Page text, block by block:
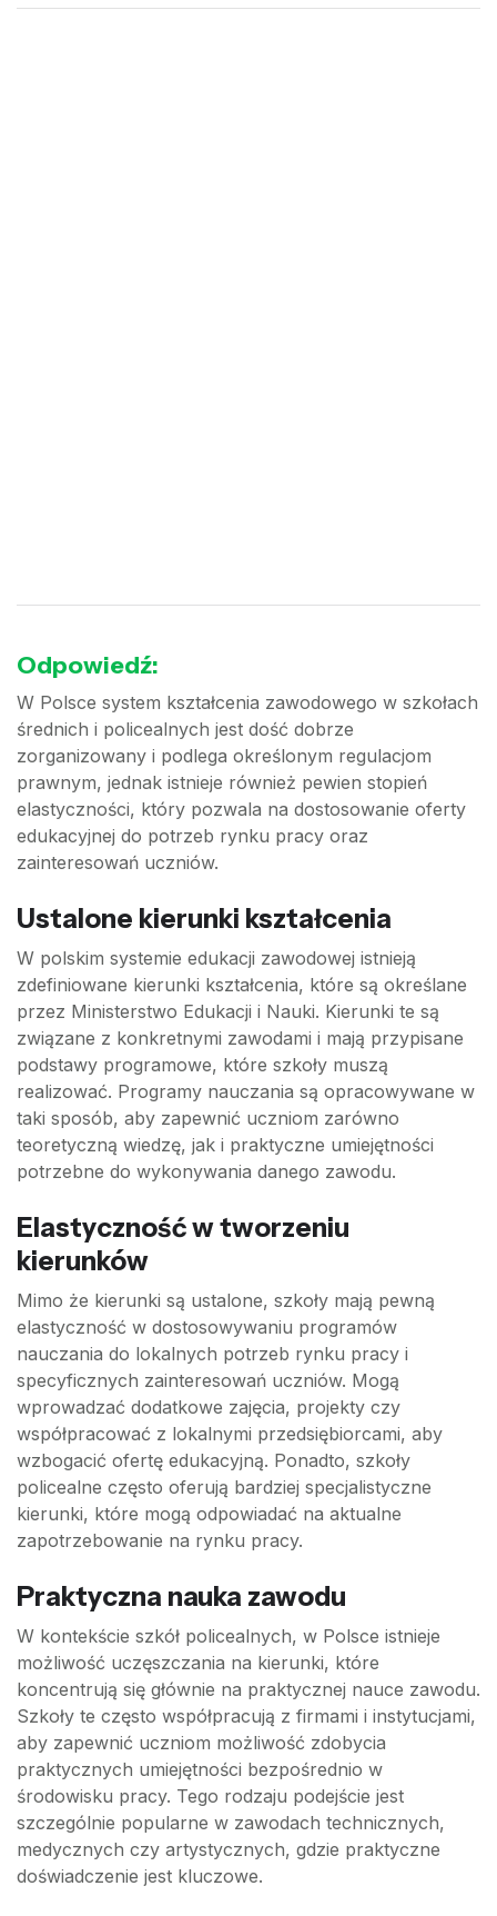
Odpowiedź:
W Polsce system kształcenia zawodowego w szkołach
średnich i policealnych jest dość dobrze
zorganizowany i podlega określonym regulacjom
prawnym, jednak istnieje również pewien stopień
elastyczności, który pozwala na dostosowanie oferty
edukacyjnej do potrzeb rynku pracy oraz
zainteresowań uczniów.
Ustalone kierunki kształcenia
W polskim systemie edukacji zawodowej istnieją
zdefiniowane kierunki kształcenia, które są określane
przez Ministerstwo Edukacji i Nauki. Kierunki te są
związane z konkretnymi zawodami i mają przypisane
podstawy programowe, które szkoły muszą
realizować. Programy nauczania są opracowywane w
taki sposób, aby zapewnić uczniom zarówno
teoretyczną wiedzę, jak i praktyczne umiejętności
potrzebne do wykonywania danego zawodu.
Elastyczność w tworzeniu
kierunków
Mimo że kierunki są ustalone, szkoły mają pewną
elastyczność w dostosowywaniu programów
nauczania do lokalnych potrzeb rynku pracy i
specyficznych zainteresowań uczniów. Mogą
wprowadzać dodatkowe zajęcia, projekty czy
współpracować z lokalnymi przedsiębiorcami, aby
wzbogacić ofertę edukacyjną. Ponadto, szkoły
policealne często oferują bardziej specjalistyczne
kierunki, które mogą odpowiadać na aktualne
zapotrzebowanie na rynku pracy.
Praktyczna nauka zawodu
W kontekście szkół policealnych, w Polsce istnieje
możliwość uczęszczania na kierunki, które
koncentrują się głównie na praktycznej nauce zawodu.
Szkoły te często współpracują z firmami i instytucjami,
aby zapewnić uczniom możliwość zdobycia
praktycznych umiejętności bezpośrednio w
środowisku pracy. Tego rodzaju podejście jest
szczególnie popularne w zawodach technicznych,
medycznych czy artystycznych, gdzie praktyczne
doświadczenie jest kluczowe.